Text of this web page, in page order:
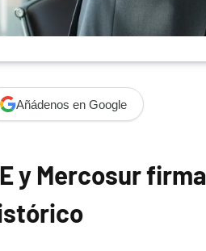
Añádenos en Google
y Mercosur